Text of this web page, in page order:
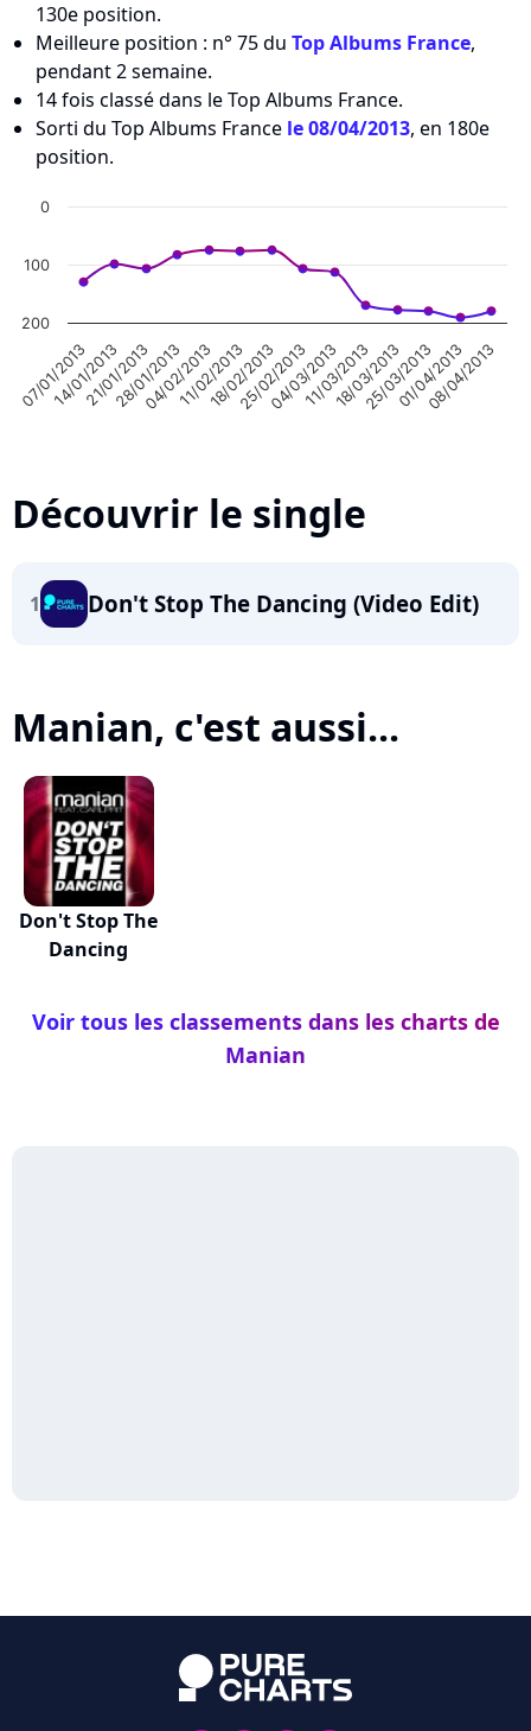
130e position.
Meilleure position : n° 75 du Top Albums France,
pendant 2 semaine.
14 fois classé dans le Top Albums France.
Sorti du Top Albums France le 08/04/2013, en 180e
position.
07/01/2013
14/01/2013
21/01/2013
28/01/2013
04/02/2013
11/02/2013
18/02/2013
25/02/2013
04/03/2013
11/03/2013
18/03/2013
25/03/2013
01/04/2013
08/04/2013
100
200
0
Découvrir le single
1 Don't Stop The Dancing (Video Edit)
Manian, c'est aussi...
Don't Stop The
Dancing
Voir tous les classements dans les charts de
Manian